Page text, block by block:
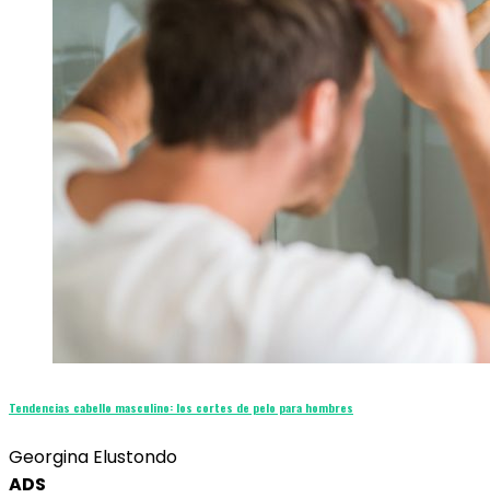
Tendencias cabello masculino: los cortes de pelo para hombres
Georgina Elustondo
ADS